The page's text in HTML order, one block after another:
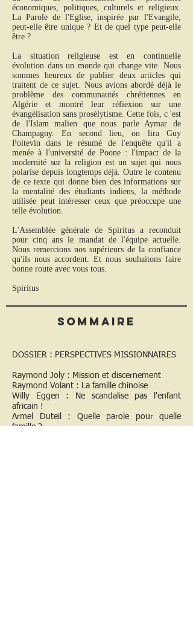
économiques, politiques, culturels et religieux.
La Parole de l'Eglise, inspirée par l'Evangile,
peut-elle être unique ? Et de quel type peut-elle
être ?
La situation religieuse est en continuelle
évolution dans un monde qui change vite. Nous
sommes heureux de publier deux articles qui
traitent de ce sujet. Nous avions abordé déjà le
problème des communautés chrétiennes en
Algérie et montré leur réfiexion sur une
évangélisation sans prosélytisme. Cette fois, c 'est
de l'Islam malien que nous parle Aymar de
Champagny. En second lieu, on lira Guy
Poitevin dans le résumé de l'enquête qu'il a
menée à l'université de Poone : l'impact de la
modernité sur la religion est un sujet qui nous
polarise depuis longtemps déjà. Outre le contenu
de ce texte qui donne bien des informations sur
la mentalité des étudiants indiens, la méthode
utilisée peut intéresser ceux que préoccupe une
telle évolution.
L'Assemblée générale de Spiritus a reconduit
pour cinq ans le mandat de l'équipe actuelle.
Nous remercions nos supérieurs de la confiance
qu'ils nous accordent. Et nous souhaitons faire
bonne route avec vous tous.
Spiritus
Sommaire
DOSSIER : PERSPECTIVES MISSIONNAIRES
Raymond Joly : Mission et discernement
Raymond Volant : La famille chinoise
Willy Eggen : Ne scandalise pas l'enfant
africain !
Armel Duteil : Quelle parole pour quelle
famille ? ...